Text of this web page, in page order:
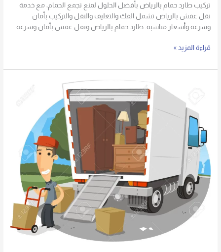
تركيب طارد حمام بالرياض بأفضل الحلول لمنع تجمع الحمام، مع خدمة
نقل عفش بالرياض تشمل الفك والتغليف والنقل والتركيب بأمان
وسرعة وأسعار مناسبة. طارد حمام بالرياض ونقل عفش بأمان وسرعة
قراءة المزيد »
بالرياض
0555636294